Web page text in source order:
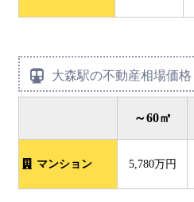
大森駅の不動産相場価格
～60㎡
マンション 5,780万円